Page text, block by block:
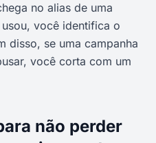
no alias de uma
você identifica o
disso, se uma campanha
você corta com um
não perder